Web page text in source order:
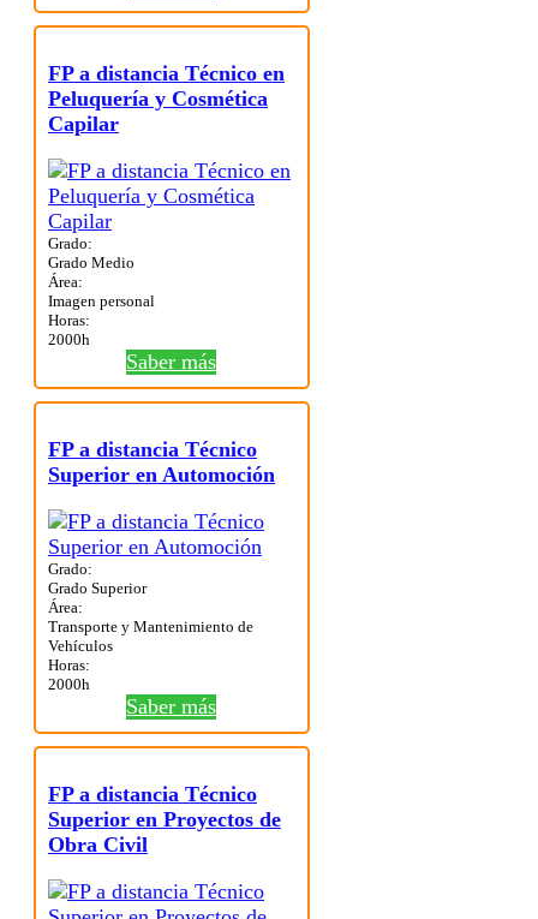
FP a distancia Técnico en
Peluquería y Cosmética
Capilar
Grado:
Grado Medio
Área:
Imagen personal
Horas:
2000h
Saber más
FP a distancia Técnico
Superior en Automoción
Grado:
Grado Superior
Área:
Transporte y Mantenimiento de
Vehículos
Horas:
2000h
Saber más
FP a distancia Técnico
Superior en Proyectos de
Obra Civil